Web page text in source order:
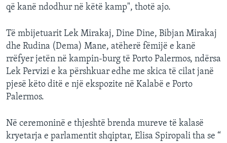
që kanë ndodhur në këtë kamp", thotë ajo.
Të mbijetuarit Lek Mirakaj, Dine Dine, Bibjan Mirakaj
dhe Rudina (Dema) Mane, atëherë fëmijë e kanë
rrëfyer jetën në kampin-burg të Porto Palermos, ndërsa
Lek Pervizi e ka përshkuar edhe me skica të cilat janë
pjesë këto ditë e një ekspozite në Kalabë e Porto
Palermos.
Në ceremoninë e thjeshtë brenda mureve të kalasë
kryetarja e parlamentit shqiptar, Elisa Spiropali tha se “